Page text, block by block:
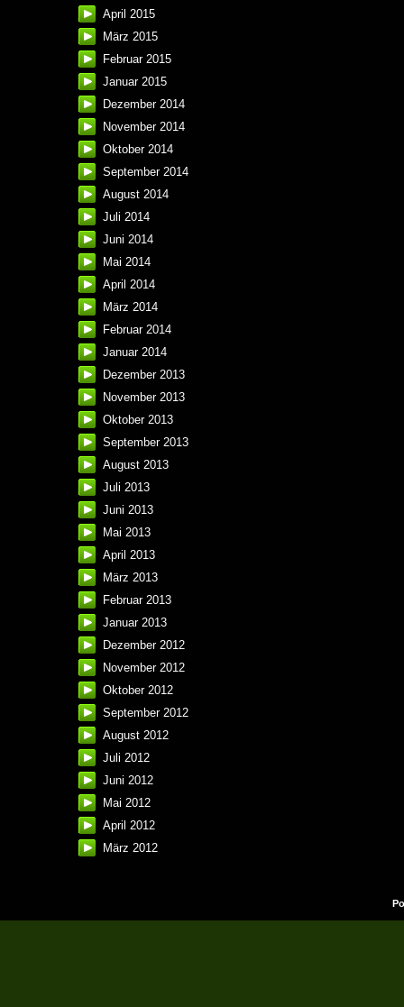
April 2015
März 2015
Februar 2015
Januar 2015
Dezember 2014
November 2014
Oktober 2014
September 2014
August 2014
Juli 2014
Juni 2014
Mai 2014
April 2014
März 2014
Februar 2014
Januar 2014
Dezember 2013
November 2013
Oktober 2013
September 2013
August 2013
Juli 2013
Juni 2013
Mai 2013
April 2013
März 2013
Februar 2013
Januar 2013
Dezember 2012
November 2012
Oktober 2012
September 2012
August 2012
Juli 2012
Juni 2012
Mai 2012
April 2012
März 2012